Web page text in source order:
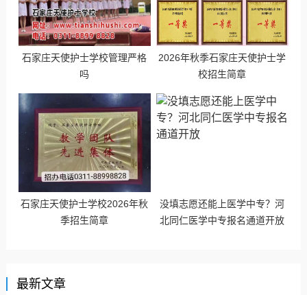
石家庄天使护士学校管理严格
吗
2026年秋季石家庄天使护士学
校招生简章
石家庄天使护士学校2026年秋
季招生简章
没填志愿还能上医学中专？河
北同仁医学中专报名通道开放
最新文章